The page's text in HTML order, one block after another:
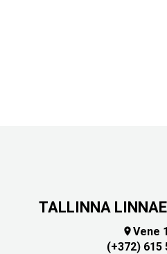
TALLINNA
Vene
(+372) 615